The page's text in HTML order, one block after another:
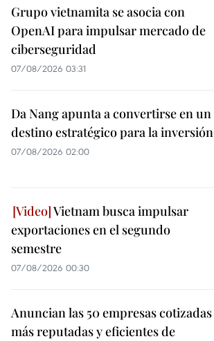
Grupo vietnamita se asocia con
OpenAI para impulsar mercado de
ciberseguridad
07/08/2026 03:31
Da Nang apunta a convertirse en un
destino estratégico para la inversión
07/08/2026 02:00
Vietnam busca impulsar
exportaciones en el segundo
semestre
07/08/2026 00:30
Anuncian las 50 empresas cotizadas
más reputadas y eficientes de